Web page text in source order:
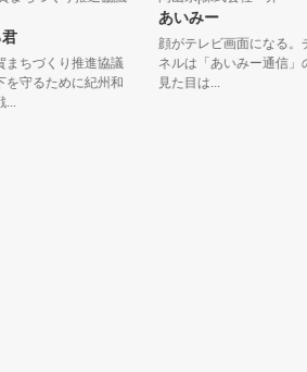
づくり推進協議
るために紀州和
あいみー
顔がテレビ画面になる。チャ
ネルは「あいみー通信」のみ
見た目は...